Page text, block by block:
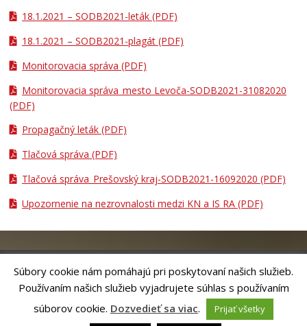
18.1.2021 – SODB2021-leták (PDF)
18.1.2021 – SODB2021-plagát (PDF)
Monitorovacia správa (PDF)
Monitorovacia správa_mesto Levoča-SODB2021-31082020
(PDF)
Propagačný leták (PDF)
Tlačová správa (PDF)
Tlačová správa_Prešovský kraj-SODB2021-16092020 (PDF)
Upozornenie na nezrovnalosti medzi KN a IS RA (PDF)
RiešenieANTIK SMART CITY
| Technický prevádzkovateľ – MVI
Technology, s.r.o.
Správca webového sídla: Mesto Levoča, Námestie Majstra Pavla 4, 054 01
Súbory cookie nám pomáhajú pri poskytovaní našich služieb.
Používaním našich služieb vyjadrujete súhlas s používaním
súborov cookie. Dozvedieť sa viac. Prijať všetky